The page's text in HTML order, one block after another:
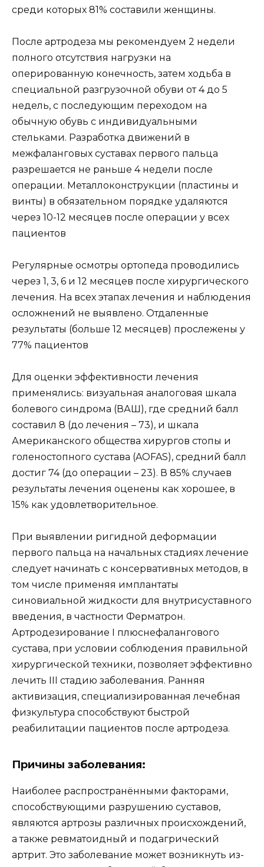
среди которых 81% составили женщины.
После артродеза мы рекомендуем 2 недели
полного отсутствия нагрузки на
оперированную конечность, затем ходьба в
специальной разгрузочной обуви от 4 до 5
недель, с последующим переходом на
обычную обувь с индивидуальными
стельками. Разработка движений в
межфаланговых суставах первого пальца
разрешается не раньше 4 недели после
операции. Металлоконструкции (пластины и
винты) в обязательном порядке удаляются
через 10-12 месяцев после операции у всех
пациентов
Регулярные осмотры ортопеда проводились
через 1, 3, 6 и 12 месяцев после хирургического
лечения. На всех этапах лечения и наблюдения
осложнений не выявлено. Отдаленные
результаты (больше 12 месяцев) прослежены у
77% пациентов
Для оценки эффективности лечения
применялись: визуальная аналоговая шкала
болевого синдрома (ВАШ), где средний балл
составил 8 (до лечения – 73), и шкала
Американского общества хирургов стопы и
голеностопного сустава (AOFAS), средний балл
достиг 74 (до операции – 23). В 85% случаев
результаты лечения оценены как хорошее, в
15% как удовлетворительное.
При выявлении ригидной деформации
первого пальца на начальных стадиях лечение
следует начинать с консервативных методов, в
том числе применяя имплантаты
синовиальной жидкости для внутрисуставного
введения, в частности Ферматрон.
Артродезирование I плюснефалангового
сустава, при условии соблюдения правильной
хирургической техники, позволяет эффективно
лечить III стадию заболевания. Ранняя
активизация, специализированная лечебная
физкультура способствуют быстрой
реабилитации пациентов после артродеза.
Причины заболевания:
Наиболее распространёнными факторами,
способствующими разрушению суставов,
являются артрозы различных происхождений,
а также ревматоидный и подагрический
артрит. Это заболевание может возникнуть из-